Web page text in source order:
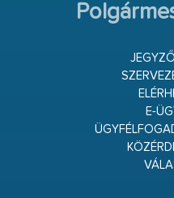
E-